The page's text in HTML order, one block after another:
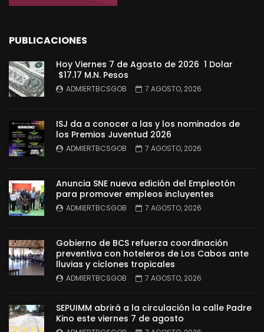
PUBLICACIONES
Hoy Viernes 7 de Agosto de 2026 1 Dolar
$17.17 M.N. Pesos
ADMIERTBCSGOB 7 AGOSTO, 2026
ISJ da a conocer a las y los nominados de
los Premios Juventud 2026
ADMIERTBCSGOB 7 AGOSTO, 2026
Anuncia SNE nueva edición del Empleotón
para promover empleos incluyentes
ADMIERTBCSGOB 7 AGOSTO, 2026
Gobierno de BCS refuerza coordinación
preventiva con hoteleros de Los Cabos ante
lluvias y ciclones tropicales
ADMIERTBCSGOB 7 AGOSTO, 2026
SEPUIMM abrirá a la circulación la calle Padre
Kino este viernes 7 de agosto